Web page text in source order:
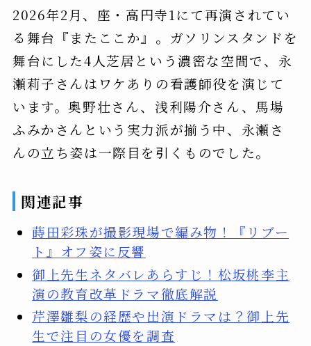
2026年2月、座・高円寺1にて再演されてい
る舞台『またここか』。ガソリンスタンドを
舞台にした4人芝居という濃密な空間で、永
瀬莉子さんはワケありの看護師役を演じて
います。奥野壮さん、浅利陽介さん、馬場
ふみかさんという実力派が揃う中、永瀬さ
んの立ち姿は一際目を引くものでした。
関連記事
蒔田彩珠が撮影現場で編み物！『リブー
ト』オフ姿に反響
御上先生ネタバレあらすじ！松坂桃李主
演の教育改革ドラマ徹底解説
芹澤雛梨の経歴や出演ドラマは？御上先
生で注目の女優を調査